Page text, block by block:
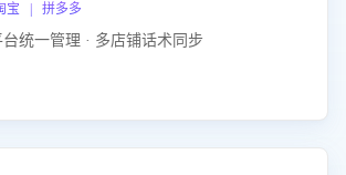
| 拼多多
统一管理 · 多店铺话术同步